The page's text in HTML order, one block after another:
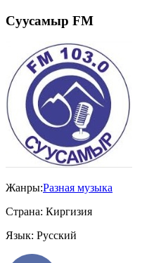
Суусамыр FM
Жанры:Разная музыка
Страна: Киргизия
Язык: Русский